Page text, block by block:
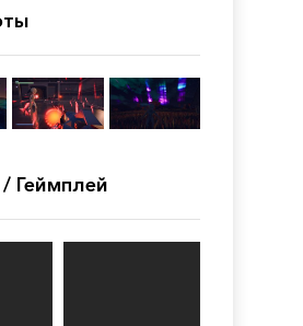
Геймплей